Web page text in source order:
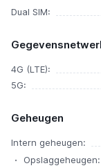
Dual SIM:
4G (LTE):
5G:
Geheugen
Intern geheugen:
Opslaggeheugen: